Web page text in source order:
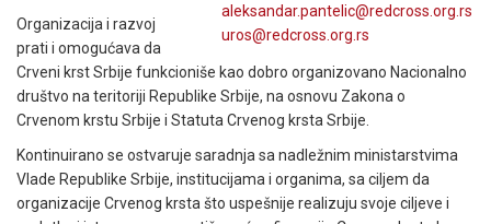
aleksandar.pantelic@redcross .org .rs
uros@redcross .org .rs
Organizacija i razvoj
prati i omogućava da
Crveni krst Srbije funkcioniše kao dobro organizovano Nacionalno
društvo na teritoriji Republike Srbije, na osnovu Zakona o
Crvenom krstu Srbije i Statuta Crvenog krsta Srbije.
Kontinuirano se ostvaruje saradnja sa nadležnim ministarstvima
Vlade Republike Srbije, institucijama i organima, sa ciljem da
organizacije Crvenog krsta što uspešnije realizuju svoje ciljeve i